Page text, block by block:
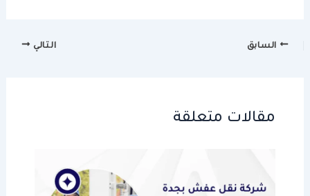
السابق التالي
مقالات متعلقة